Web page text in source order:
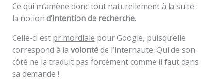
Ce qui m’amène donc tout naturellement à la suite :
la notion d’intention de recherche.
Celle-ci est primordiale pour Google, puisqu’elle
correspond à la volontéde l’internaute. Qui de son
côté ne la traduit pas forcément comme il faut dans
sa demande !